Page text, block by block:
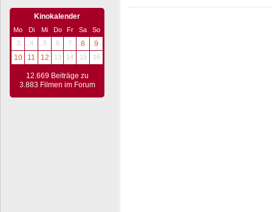
Kinokalender
Mo Di Mi Do Fr Sa
So
3
4 5 6 7 8
9
10
11 12 13 14 15 16
12.669 Beiträge zu
3.883 Filmen im Forum